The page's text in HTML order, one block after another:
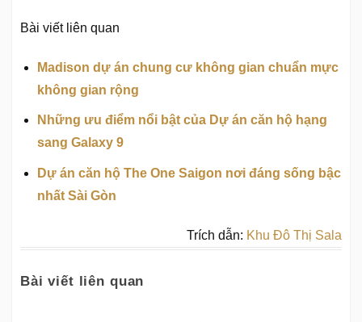
Bài viết liên quan
Madison dự án chung cư không gian chuẩn mực
không gian rộng
Những ưu điểm nổi bật của Dự án căn hộ hạng
sang Galaxy 9
Dự án căn hộ The One Saigon nơi đáng sống bậc
nhất Sài Gòn
Trích dẫn: Khu Đô Thị Sala
Bài viết liên quan